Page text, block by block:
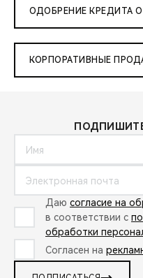
ОДОБРЕНИЕ КРЕДИТА
КОРПОРАТИВНЫЕ
Даю согласие на
в соответствии с
обработки
Согласен на